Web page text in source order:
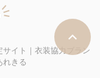
イト｜衣装協力ブラン
れきる